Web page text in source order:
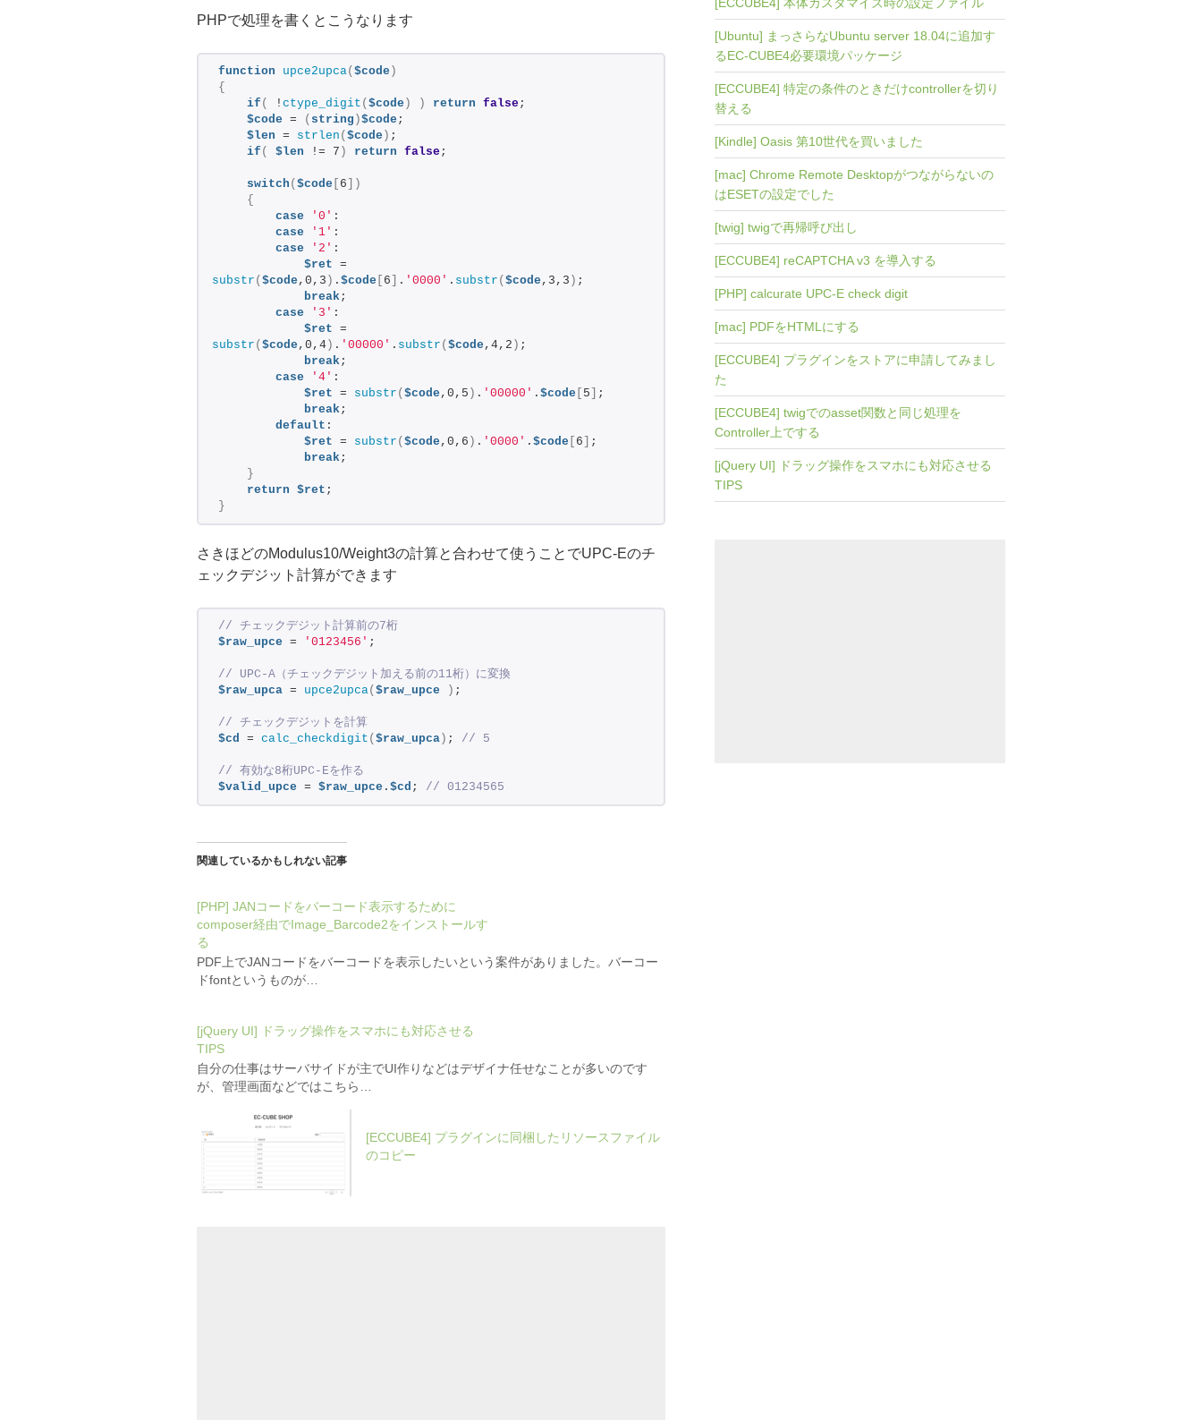
PHPで処理を書くとこうなります
function upce2upca( $code )
{
if ( ! ctype_digit ( $code ) ) return false;
$code = ( string )$code ;
$len = strlen ( $code ) ;
if ( $len != 7 ) return false;
switch ( $code 6 ])
{
case
'0' :
case
'1' :
case
'2' :
$ret
substr ( $code ,0,3 ) . $code 6 . '0000' . substr ( $code ,3,3 ) ;
break;
case
'3' :
$ret
substr ( $code ,0,4 ) . '00000' . substr ( $code ,4,2 ) ;
break;
case
'4' :
$ret = substr ( $code ,0,5 ) . '00000' . $code 5
;
break;
default :
$ret = substr ( $code ,0,6 ) . '0000' . $code 6
;
break;
}
return $ret ;
}
さきほどのModulus10/Weight3の計算と合わせて使うことでUPC-Eのチ
ェックデジット計算ができます
// チェックデジット計算前の7桁
$raw_upce = '0123456' ;
// UPC-A（チェックデジット加える前の11桁）に変換
$raw_upca = upce2upca( $raw_upce ) ;
// チェックデジットを計算
$cd = calc_checkdigit ( $raw_upca ) ; // 5
// 有効な8桁UPC-Eを作る
$valid_upce = $raw_upce . $cd ; // 01234565
関連しているかもしれない記事
[PHP] JANコードをバーコード表示するために
composer経由でImage_Barcode2をインストールす
る
PDF上でJANコードをバーコードを表示したいという案件がありました。バーコー
ドfontというものが…
[jQuery UI] ドラッグ操作をスマホにも対応させる
TIPS
自分の仕事はサーバサイドが主でUI作りなどはデザイナ任せなことが多いのです
が、管理画面などではこちら…
[ECCUBE4] プラグインに同梱したリソースファイル
のコピー
[Ubuntu] まっさらなUbuntu server 18.04に追加す
るEC-CUBE4必要環境パッケージ
[ECCUBE4] 特定の条件のときだけcontrollerを切り
替える
[Kindle] Oasis 第10世代を買いました
[mac] Chrome Remote Desktopがつながらないの
はESETの設定でした
[twig] twigで再帰呼び出し
[ECCUBE4] reCAPTCHA v3 を導入する
[PHP] calcurate UPC-E check digit
[mac] PDFをHTMLにする
[ECCUBE4] プラグインをストアに申請してみまし
た
[ECCUBE4] twigでのasset関数と同じ処理を
Controller上でする
[jQuery UI] ドラッグ操作をスマホにも対応させる
TIPS